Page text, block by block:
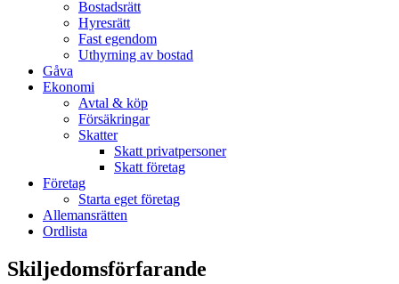
Bostadsrätt
Hyresrätt
Fast egendom
Uthyrning av bostad
Gåva
Ekonomi
Avtal & köp
Försäkringar
Skatter
Skatt privatpersoner
Skatt företag
Företag
Starta eget företag
Allemansrätten
Ordlista
Skiljedomsförfarande